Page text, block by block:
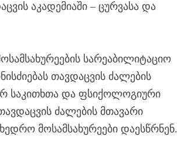
აკადემიაში – ცურვასა და
სარეაბილიტაციო
თავდაცვის ძალების
საკითხთა და ფსიქოლოგიური
ძალების მთავარი
მოსამსახურეები დაესწრნენ.